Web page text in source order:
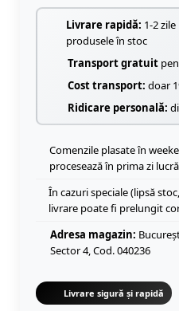
Livrare rapidă: 1-2
produsele în stoc
Transport gratuit
Cost transport: doar
Ridicare personală:
Comenzile plasate în
procesează în prima zi
În cazuri speciale (lipsă
livrare poate fi prelungit
Adresa magazin:
Sector 4, Cod. 040236
Livrare sigură și rapidă